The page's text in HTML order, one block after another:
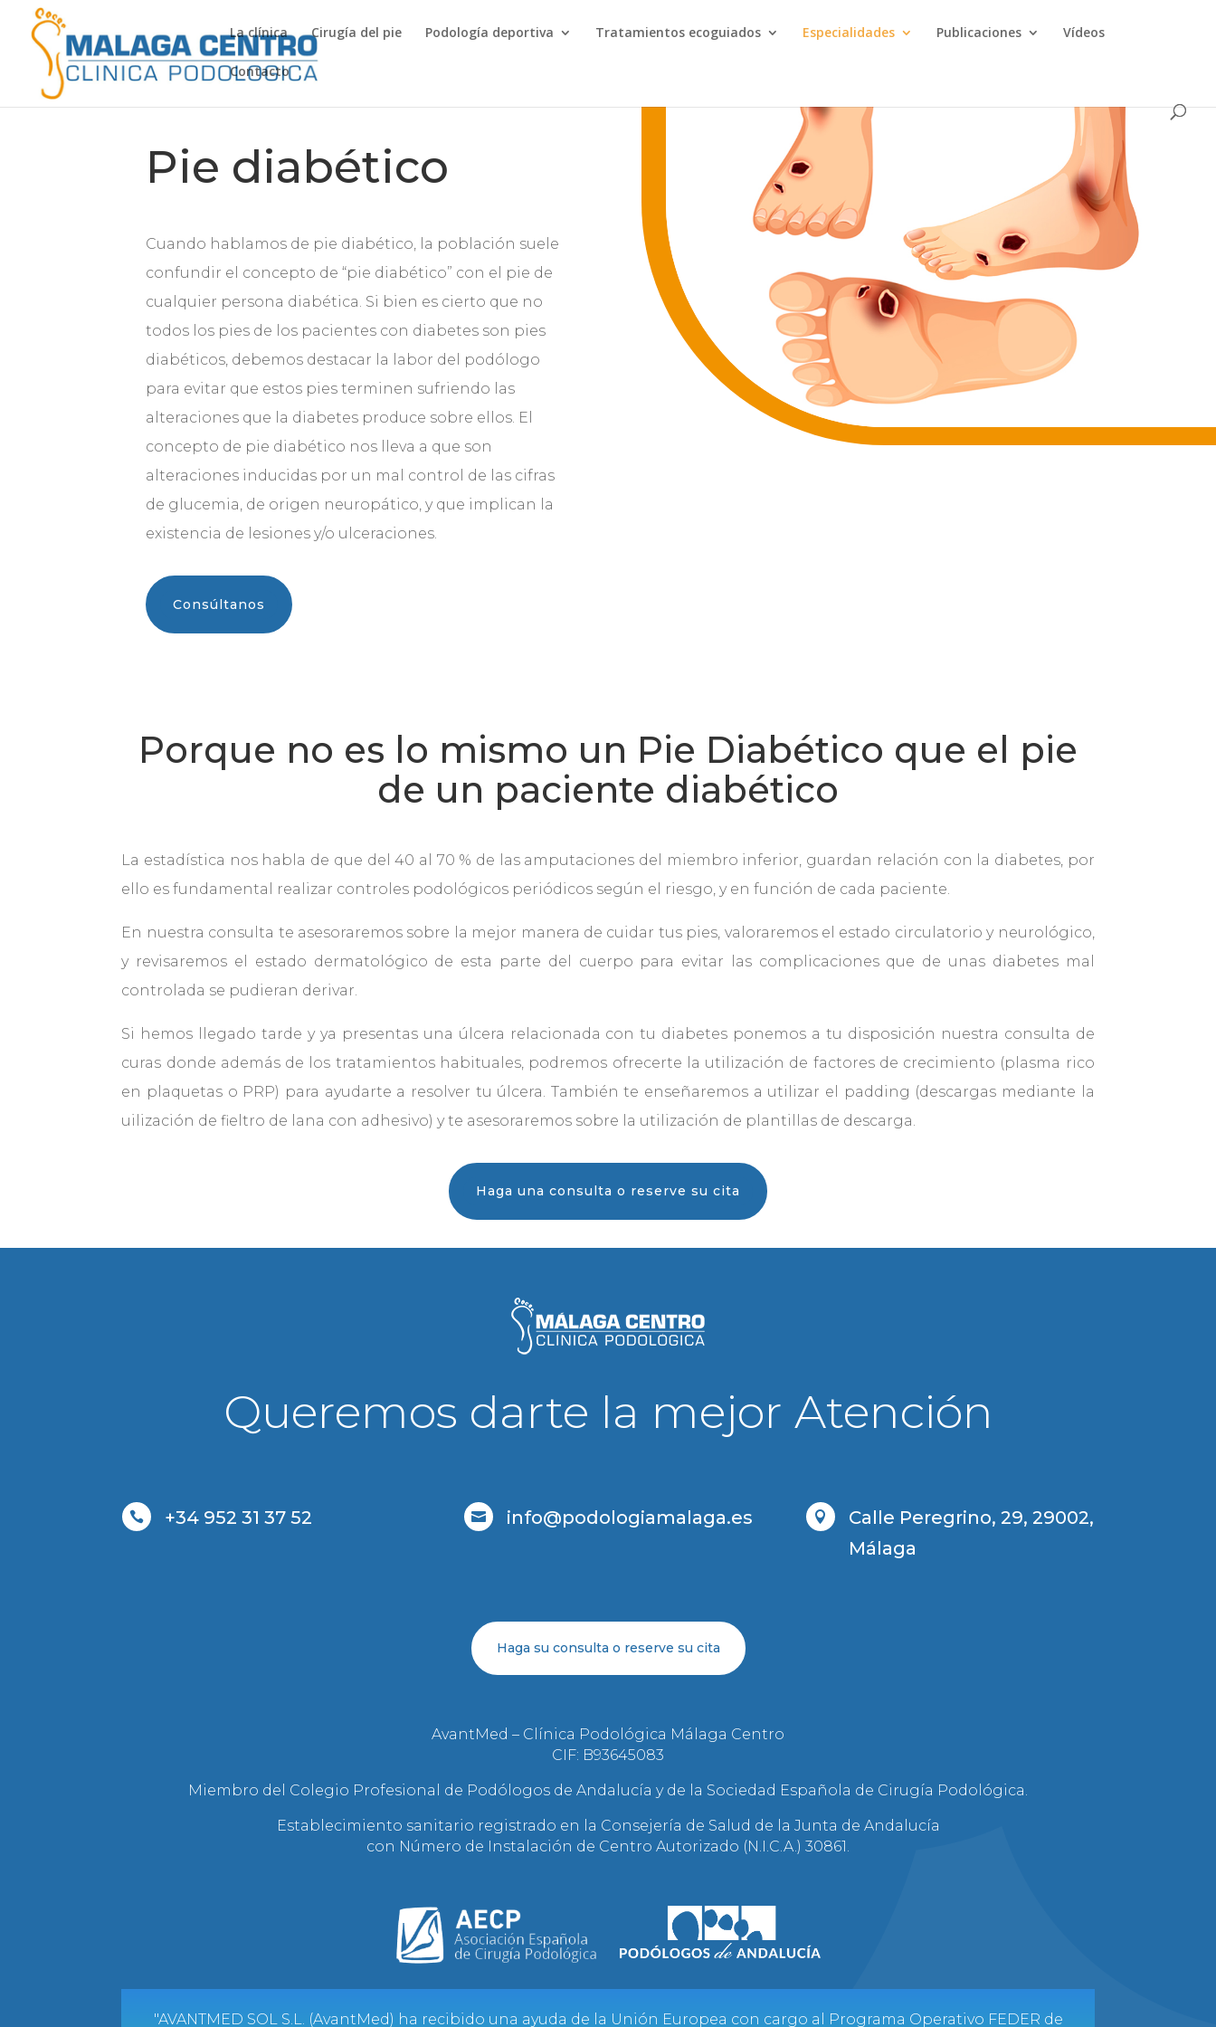
La clínica Cirugía del pie Podología deportiva Tratamientos ecoguiados Especialidades Publicaciones Vídeos
Contacto
Pie diabético
Cuando hablamos de pie diabético, la población suele
confundir el concepto de “pie diabético” con el pie de
cualquier persona diabética. Si bien es cierto que no
todos los pies de los pacientes con diabetes son pies
diabéticos, debemos destacar la labor del podólogo
para evitar que estos pies terminen sufriendo las
alteraciones que la diabetes produce sobre ellos. El
concepto de pie diabético nos lleva a que son
alteraciones inducidas por un mal control de las cifras
de glucemia, de origen neuropático, y que implican la
existencia de lesiones y/o ulceraciones.
Consúltanos
Porque no es lo mismo un Pie Diabético que el pie
de un paciente diabético
La estadística nos habla de que del 40 al 70 % de las amputaciones del miembro inferior, guardan relación con la diabetes, por
ello es fundamental realizar controles podológicos periódicos según el riesgo, y en función de cada paciente.
En nuestra consulta te asesoraremos sobre la mejor manera de cuidar tus pies, valoraremos el estado circulatorio y neurológico,
y revisaremos el estado dermatológico de esta parte del cuerpo para evitar las complicaciones que de unas diabetes mal
controlada se pudieran derivar.
Si hemos llegado tarde y ya presentas una úlcera relacionada con tu diabetes ponemos a tu disposición nuestra consulta de
curas donde además de los tratamientos habituales, podremos ofrecerte la utilización de factores de crecimiento (plasma rico
en plaquetas o PRP) para ayudarte a resolver tu úlcera. También te enseñaremos a utilizar el padding (descargas mediante la
uilización de fieltro de lana con adhesivo) y te asesoraremos sobre la utilización de plantillas de descarga.
Haga una consulta o reserve su cita
Queremos darte la mejor Atención
 +34 952 31 37 52  info@podologiamalaga.es 
Calle Peregrino, 29, 29002,
Málaga
Haga su consulta o reserve su cita
AvantMed – Clínica Podológica Málaga Centro
CIF: B93645083
Miembro del Colegio Profesional de Podólogos de Andalucía y de la Sociedad Española de Cirugía Podológica.
Establecimiento sanitario registrado en la Consejería de Salud de la Junta de Andalucía
con Número de Instalación de Centro Autorizado (N.I.C.A.) 30861.
"AVANTMED SOL S.L. (AvantMed) ha recibido una ayuda de la Unión Europea con cargo al Programa Operativo FEDER de